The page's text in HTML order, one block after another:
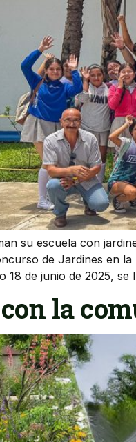
su escuela con
de Jardines en
18 de junio de 2025,
la